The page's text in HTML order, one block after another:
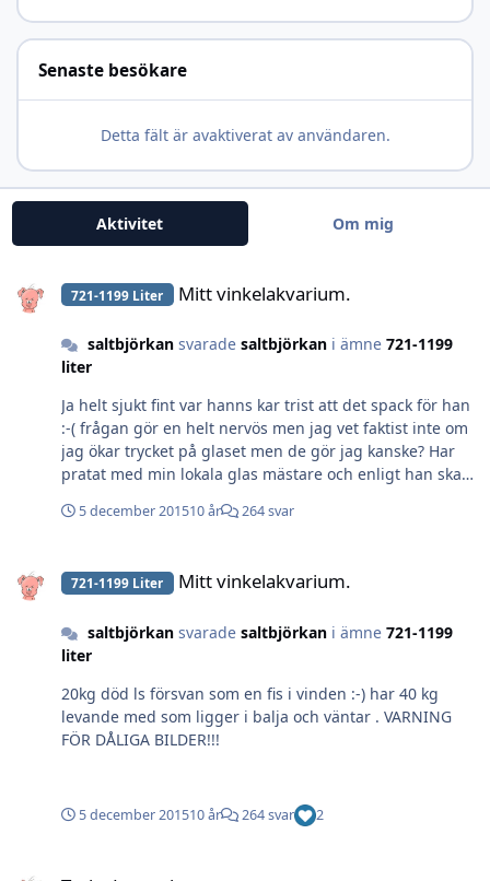
Senaste besökare
Detta fält är avaktiverat av användaren.
Aktivitet Om mig
721-1199 Liter Mitt vinkelakvarium.
saltbjörkansvarade saltbjörkani ämne 721-1199
liter
Ja helt sjukt fint var hanns kar trist att det spack för han
:-( frågan gör en helt nervös men jag vet faktist inte om
jag ökar trycket på glaset men de gör jag kanske? Har
pratat med min lokala glas mästare och enligt han ska
jag lyckats eller ej ..
5 december 201510 år 264 svar
721-1199 Liter Mitt vinkelakvarium.
saltbjörkansvarade saltbjörkani ämne 721-1199
liter
20kg död ls försvan som en fis i vinden :-) har 40 kg
levande med som ligger i balja och väntar . VARNING
FÖR DÅLIGA BILDER!!!
5 december 201510 år 264 svar 2